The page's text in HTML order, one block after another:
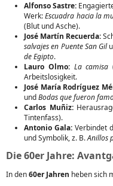
Alfonso Sastre:
Werk:Escuadra hacia la
(Blut und Asche).
José Martín Recuerda:
salvajes en Puente San Gil
de Egipto.
Lauro Olmo: La camisa
Arbeitslosigkeit.
José María Rodríguez
undBodas que fueron
Carlos Muñiz:
Tintenfass).
Antonio Gala:Verbindet
und Symbolik, z. B.Anillos
Die 60er Jahre:
In den60er Jahren heben sich